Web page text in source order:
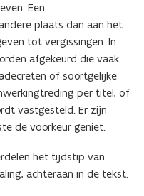
Een
plaats dan aan het
tot vergissingen. In
afgekeurd die vaak
of soortgelijke
per titel, of
vastgesteld. Er zijn
de voorkeur geniet.
het tijdstip van
achteraan in de tekst.